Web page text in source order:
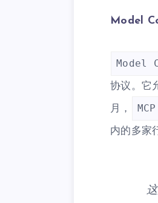
Model
Model
协议。它
月，
MCP
内的多家